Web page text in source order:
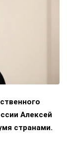
Алексей
странами.